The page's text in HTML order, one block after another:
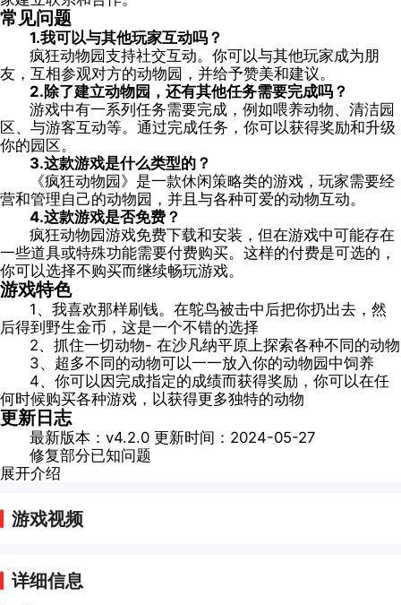
常见问题
1.我可以与其他玩家互动吗？
疯狂动物园支持社交互动。你可以与其他玩家成为朋
友，互相参观对方的动物园，并给予赞美和建议。
2.除了建立动物园，还有其他任务需要完成吗？
游戏中有一系列任务需要完成，例如喂养动物、清洁园
区、与游客互动等。通过完成任务，你可以获得奖励和升级
你的园区。
3.这款游戏是什么类型的？
《疯狂动物园》是一款休闲策略类的游戏，玩家需要经
营和管理自己的动物园，并且与各种可爱的动物互动。
4.这款游戏是否免费？
疯狂动物园游戏免费下载和安装，但在游戏中可能存在
一些道具或特殊功能需要付费购买。这样的付费是可选的，
你可以选择不购买而继续畅玩游戏。
游戏特色
1、我喜欢那样刷钱。在鸵鸟被击中后把你扔出去，然
后得到野生金币，这是一个不错的选择
2、抓住一切动物- 在沙凡纳平原上探索各种不同的动物
3、超多不同的动物可以一一放入你的动物园中饲养
4、你可以因完成指定的成绩而获得奖励，你可以在任
何时候购买各种游戏，以获得更多独特的动物
更新日志
最新版本：v4.2.0 更新时间：2024-05-27
修复部分已知问题
展开介绍
游戏视频
详细信息